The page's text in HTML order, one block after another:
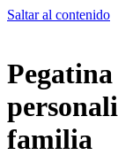
Saltar al contenido
familia